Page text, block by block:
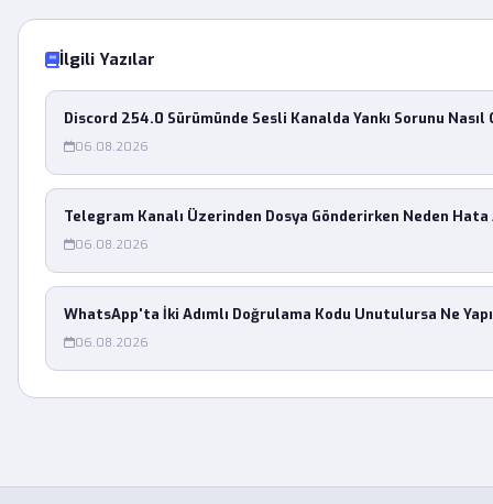
İlgili Yazılar
Discord 254.0 Sürümünde Sesli Kanalda Yankı Sorunu Nasıl
06.08.2026
Telegram Kanalı Üzerinden Dosya Gönderirken Neden Hata
06.08.2026
WhatsApp'ta İki Adımlı Doğrulama Kodu Unutulursa Ne
06.08.2026